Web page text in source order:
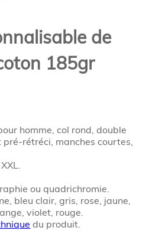
de
185gr
homme, col rond, double
rétréci, manches courtes,
ou quadrichromie.
bleu clair, gris, rose, jaune,
violet, rouge.
du produit.